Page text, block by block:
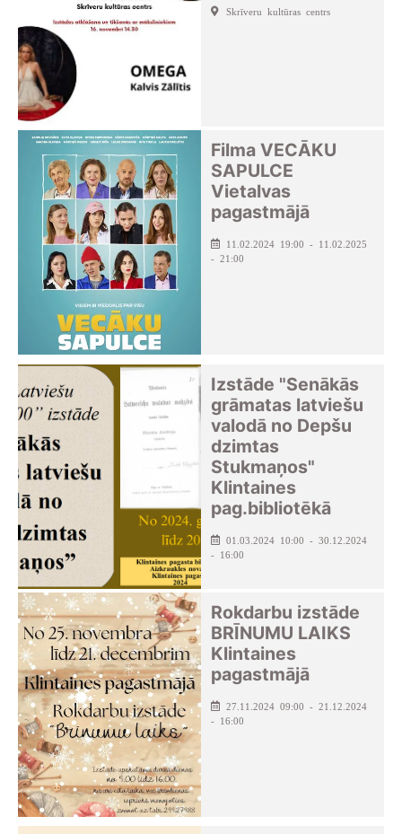
Skrīveru kultūras centrs
Filma VECĀKU
SAPULCE
Vietalvas
pagastmājā
11.02.2024 19:00 - 11.02.2025
- 21:00
Izstāde "Senākās
grāmatas latviešu
valodā no Depšu
dzimtas
Stukmaņos"
Klintaines
pag.bibliotēkā
01.03.2024 10:00 - 30.12.2024
- 16:00
Rokdarbu izstāde
BRĪNUMU LAIKS
Klintaines
pagastmājā
27.11.2024 09:00 - 21.12.2024
- 16:00